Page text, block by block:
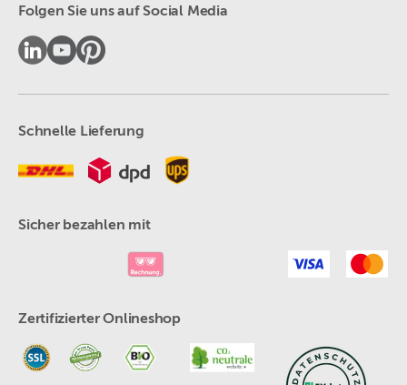
Folgen Sie uns auf Social Media
Schnelle Lieferung
Sicher bezahlen mit
Zertifizierter Onlineshop